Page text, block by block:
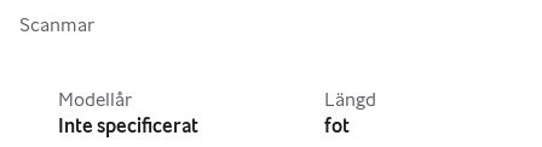
Scanmar
Modellår
Inte specificerat
Längd
fot